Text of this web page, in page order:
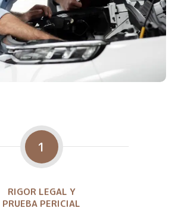
1
RIGOR LEGAL Y
PRUEBA PERICIAL